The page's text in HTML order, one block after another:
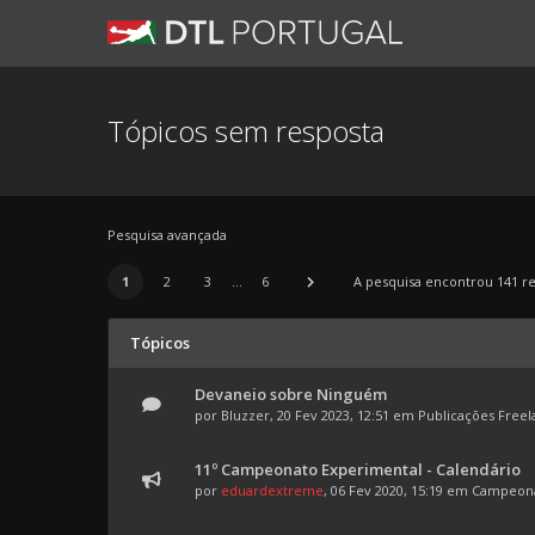
Tópicos sem resposta
Pesquisa avançada
1 2 3 ... 6 A pesquisa encontrou 141
Tópicos
Devaneio sobre Ninguém
por Bluzzer, 20 Fev 2023, 12:51 em Publicações
11º Campeonato Experimental - Calendário
por eduardextreme, 06 Fev 2020, 15:19 em